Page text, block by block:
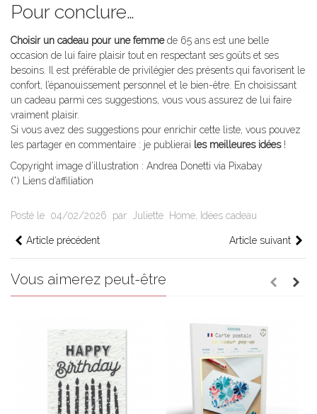
Pour conclure…
Choisir un cadeau pour une femmede 65 ans est une belle
occasion de lui faire plaisir tout en respectant ses goûts et ses
besoins. Il est préférable de privilégier des présents qui favorisent le
confort, l’épanouissement personnel et le bien-être. En choisissant
un cadeau parmi ces suggestions, vous vous assurez de lui faire
vraiment plaisir.
Si vous avez des suggestions pour enrichir cette liste, vous pouvez
les partager en commentaire : je publierai les meilleures idées!
Copyright image d’illustration : Andrea Donetti via Pixabay
(*) Liens d’affiliation
Posté le 04/02/2026 par Juliette Home, Idées cadeau
Article précédent Article suivant
Vous aimerez peut-être